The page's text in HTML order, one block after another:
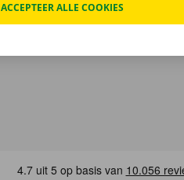
ACCEPTEER ALLE COOKIES